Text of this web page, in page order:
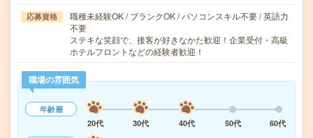
応募資格
職種未経験OK / ブランクOK / パソコンスキル不要 / 英語力
不要
ステキな笑顔で、接客が好きなかた歓迎！企業受付・高級
ホテルフロントなどの経験者歓迎！
職場の雰囲気
年齢層
20代
30代 40代 50代
60代